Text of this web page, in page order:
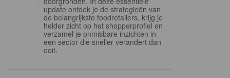
update ontdek je de strategieën van
de belangrijkste foodretailers, krijg je
helder zicht op het shopperprofiel en
verzamel je onmisbare inzichten in
een sector die sneller verandert dan
ooit.